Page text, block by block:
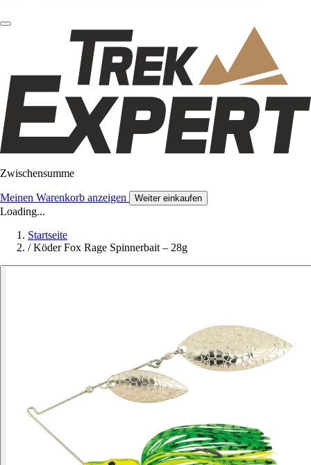
Zwischensumme
Meinen Warenkorb anzeigen Weiter einkaufen
Loading...
Startseite
/ Köder Fox Rage Spinnerbait – 28g